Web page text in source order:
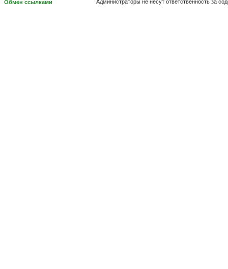
Администраторы не несут ответственность за
Обмен ссылками